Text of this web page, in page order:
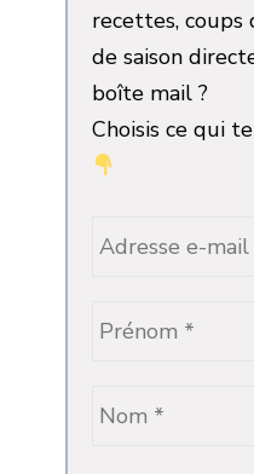
recettes,
de saison
boîte mail ?
Choisis ce qui